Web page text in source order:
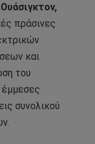
πράσινες
και
του
συνολικού